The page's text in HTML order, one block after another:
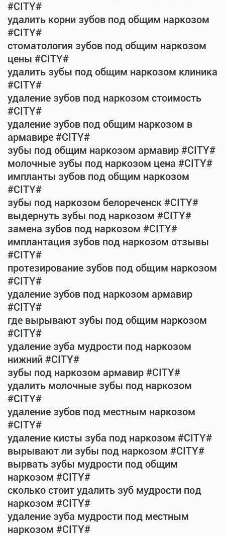
#CITY#
удалить корни зубов под общим наркозом
#CITY#
стоматология зубов под общим наркозом
цены #CITY#
удалить зубы под общим наркозом клиника
#CITY#
удаление зубов под наркозом стоимость
#CITY#
удаление зубов под общим наркозом в
армавире #CITY#
зубы под общим наркозом армавир #CITY#
молочные зубы под наркозом цена #CITY#
импланты зубов под общим наркозом
#CITY#
зубы под наркозом белореченск #CITY#
выдернуть зубы под наркозом #CITY#
замена зубов под наркозом #CITY#
имплантация зубов под наркозом отзывы
#CITY#
протезирование зубов под общим наркозом
#CITY#
удаление зубов под наркозом армавир
#CITY#
где вырывают зубы под общим наркозом
#CITY#
удаление зуба мудрости под наркозом
нижний #CITY#
зубы под наркозом армавир #CITY#
удалить молочные зубы под наркозом
#CITY#
удаление зубов под местным наркозом
#CITY#
удаление кисты зуба под наркозом #CITY#
вырывают ли зубы под наркозом #CITY#
вырвать зубы мудрости под общим
наркозом #CITY#
сколько стоит удалить зуб мудрости под
наркозом #CITY#
удаление зуба мудрости под местным
наркозом #CITY#